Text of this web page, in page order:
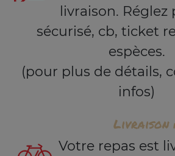
livraison.
sécurisé, cb, ticket
espèces.
(pour plus de détails,
infos)
Livraison
Votre repas est